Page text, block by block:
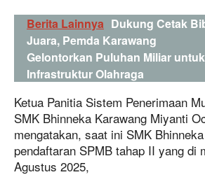
Berita Lainnya Dukung Cetak
Juara, Pemda Karawang
Gelontorkan Puluhan Miliar untuk
Infrastruktur Olahraga
Ketua Panitia Sistem Penerimaan
SMK Bhinneka Karawang Miyanti
mengatakan, saat ini SMK
pendaftaran SPMB tahap II yang di
Agustus 2025,